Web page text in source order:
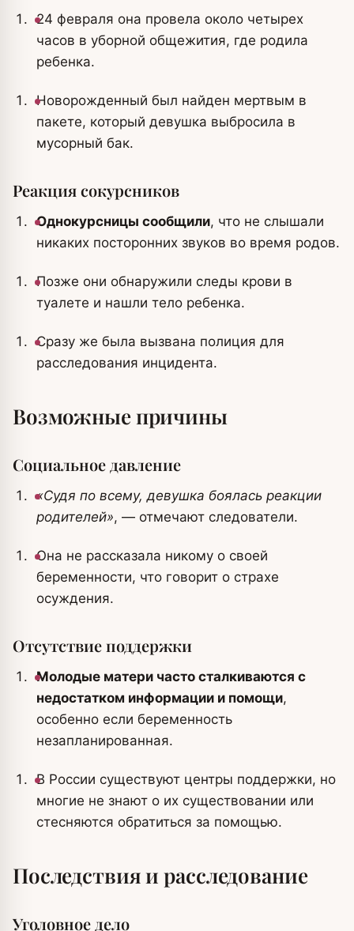
24 февраля она провела около четырех
часов в уборной общежития, где родила
ребенка.
Новорожденный был найден мертвым в
пакете, который девушка выбросила в
мусорный бак.
Реакция сокурсников
Однокурсницы сообщили, что не слышали
никаких посторонних звуков во время родов.
Позже они обнаружили следы крови в
туалете и нашли тело ребенка.
Сразу же была вызвана полиция для
расследования инцидента.
Возможные причины
Социальное давление
«Судя по всему, девушка боялась реакции
родителей», — отмечают следователи.
Она не рассказала никому о своей
беременности, что говорит о страхе
осуждения.
Отсутствие поддержки
Молодые матери часто сталкиваются с
недостатком информации и помощи,
особенно если беременность
незапланированная.
В России существуют центры поддержки, но
многие не знают о их существовании или
стесняются обратиться за помощью.
Последствия и расследование
Уголовное дело